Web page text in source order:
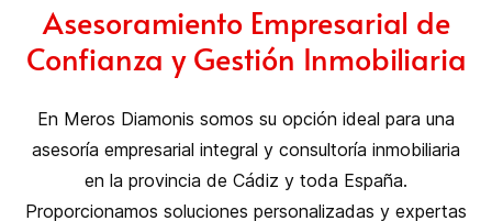
Asesoramiento Empresarial de
Confianza y Gestión Inmobiliaria
En Meros Diamonis somos su opción ideal para una
asesoría empresarial integral y consultoría inmobiliaria
en la provincia de Cádiz y toda España.
Proporcionamos soluciones personalizadas y expertas